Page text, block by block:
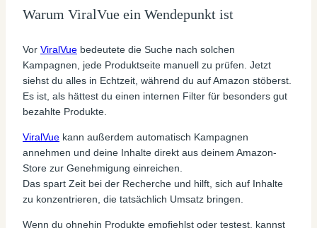
Warum ViralVue ein Wendepunkt ist
Vor ViralVue bedeutete die Suche nach solchen
Kampagnen, jede Produktseite manuell zu prüfen. Jetzt
siehst du alles in Echtzeit, während du auf Amazon stöberst.
Es ist, als hättest du einen internen Filter für besonders gut
bezahlte Produkte.
ViralVue kann außerdem automatisch Kampagnen
annehmen und deine Inhalte direkt aus deinem Amazon-
Store zur Genehmigung einreichen.
Das spart Zeit bei der Recherche und hilft, sich auf Inhalte
zu konzentrieren, die tatsächlich Umsatz bringen.
Wenn du ohnehin Produkte empfiehlst oder testest, kannst